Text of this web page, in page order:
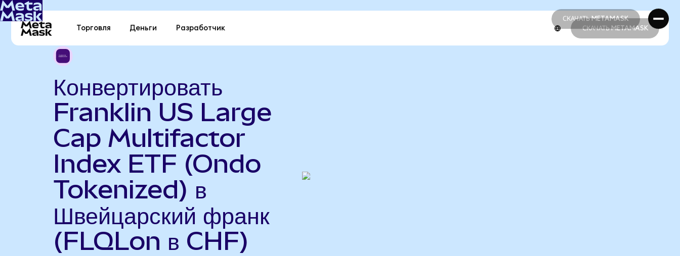
СКАЧАТЬ METAMASK
СКАЧАТЬ METAMASK
Торговля Деньги Разработчик СКАЧАТЬ METAMASK
Конвертировать
Franklin US Large
Cap Multifactor
Index ETF (Ondo
Tokenized) в
Швейцарский франк
(FLQLon в CHF)